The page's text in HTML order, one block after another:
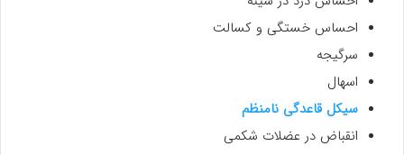
احساس خستگی و کسالت
سرگیجه
اسهال
سیکل قاعدگی نامنظم
انقباض در عضلات شکمی